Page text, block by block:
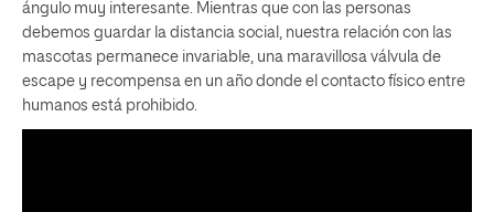
ángulo muy interesante. Mientras que con las personas
debemos guardar la distancia social, nuestra relación con las
mascotas permanece invariable, una maravillosa válvula de
escape y recompensa en un año donde el contacto físico entre
humanos está prohibido.